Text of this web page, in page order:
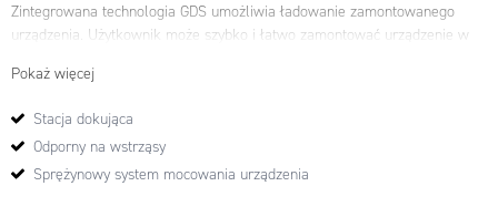
Zintegrowana technologia GDS umożliwia ładowanie zamontowanego
urządzenia. Użytkownik może szybko i łatwo zamontować urządzenie w
· IntelliSkin ™ jest odporny na wstrząsy i chroni przed zadrapaniami.
· Zintegrowana ładowarka w obudowie chroni złącze urządzenia podczas
Pokaż więcej
Stacja dokująca
Odporny na wstrząsy
Sprężynowy system mocowania urządzenia